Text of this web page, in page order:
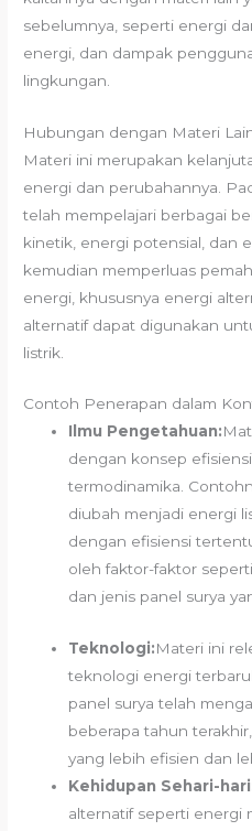
sebelumnya, seperti energi
energi, dan dampak
lingkungan.
Hubungan dengan Materi
Materi ini merupakan
energi dan perubahannya.
telah mempelajari berbagai
kinetik, energi potensial, dan
kemudian memperluas
energi, khususnya energi
alternatif dapat digunakan
listrik.
Contoh Penerapan dalam
Ilmu Pengetahuan:
dengan konsep
termodinamika.
diubah menjadi energi
dengan efisiensi
oleh faktor-faktor
dan jenis panel surya
Teknologi:Materi ini
teknologi energi
panel surya telah
beberapa tahun
yang lebih efisien dan
Kehidupan Sehari-
alternatif seperti energi